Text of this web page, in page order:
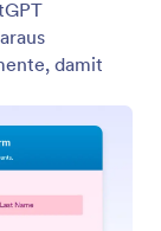
ohne